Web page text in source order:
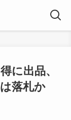
に出品、
落札か